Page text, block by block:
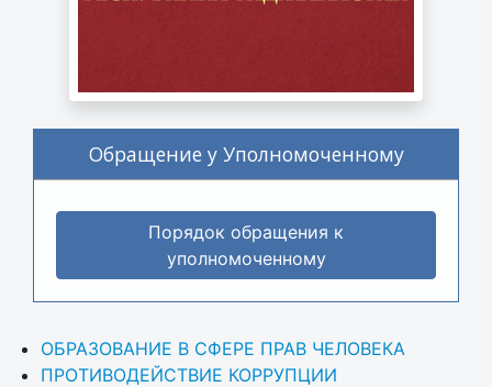
Обращение у Уполномоченному
Порядок обращения к
уполномоченному
ОБРАЗОВАНИЕ В СФЕРЕ ПРАВ ЧЕЛОВЕКА
ПРОТИВОДЕЙСТВИЕ КОРРУПЦИИ